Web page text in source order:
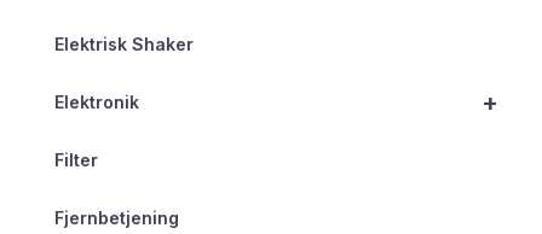
Elektrisk Shaker
+
Elektronik
Filter
Fjernbetjening